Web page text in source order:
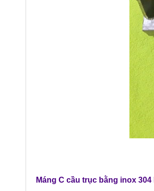
Máng C cầu trục bằng inox 304